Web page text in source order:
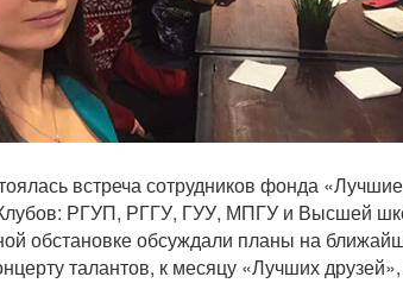
встреча сотрудников фонда
РГУП, РГГУ, ГУУ, МПГУ и Высшей
обстановке обсуждали планы на
талантов, к месяцу «Лучших